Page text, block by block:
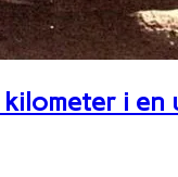
i en